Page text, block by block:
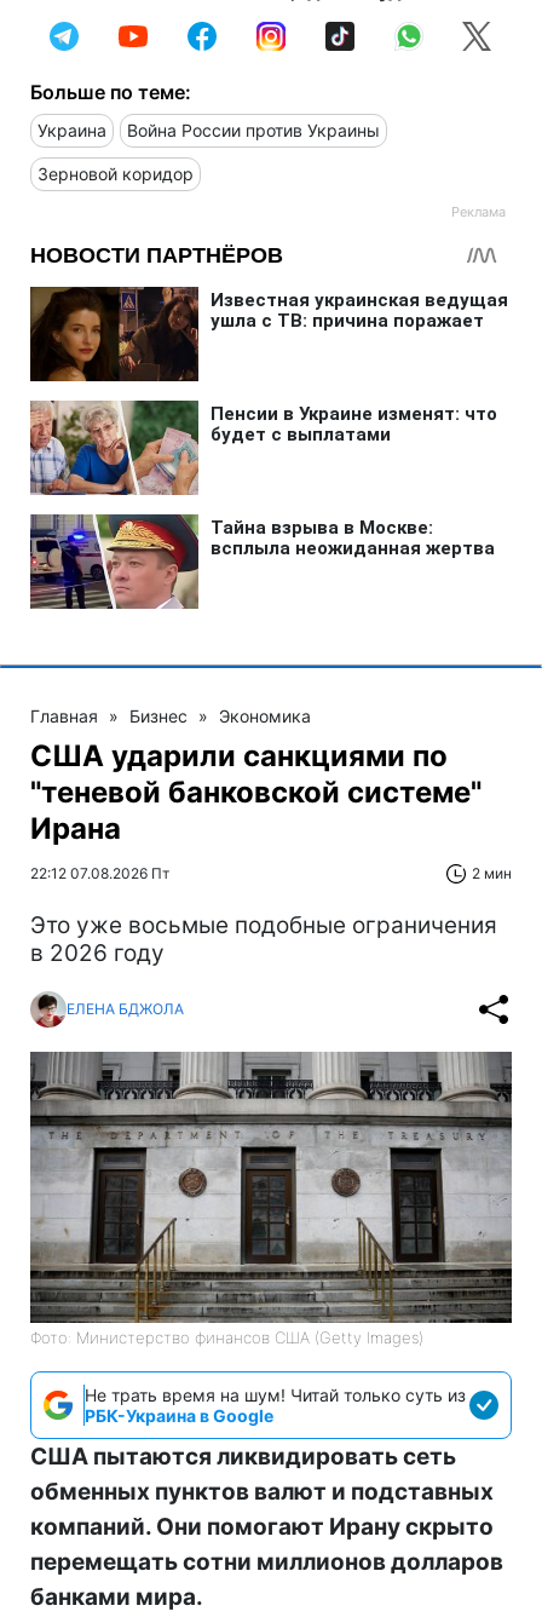
Больше по теме:
Украина Война России против Украины
Зерновой коридор
Главная » Бизнес » Экономика
США ударили санкциями по
"теневой банковской системе"
Ирана
22:12 07.08.2026 Пт 2 мин
Это уже восьмые подобные ограничения
в 2026 году
ЕЛЕНА БДЖОЛА
Фото: Министерство финансов СШA (Getty Images)
Не трать время на шум! Читай только суть из
РБК-Украина в Google
США пытаются ликвидировать сеть
обменных пунктов валют и подставных
компаний. Они помогают Ирану скрыто
перемещать сотни миллионов долларов
банками мира.